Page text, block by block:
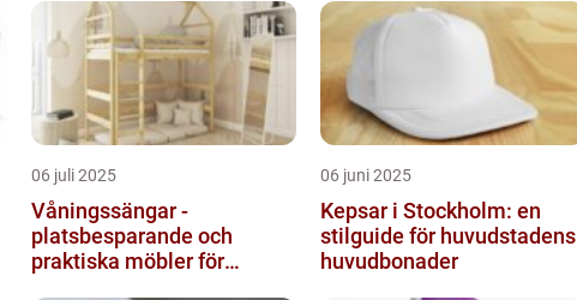
06 juli 2025
Våningssängar -
platsbesparande och
praktiska möbler för
06 juni 2025
Kepsar i Stockholm: en
stilguide för huvudstadens
huvudbonader